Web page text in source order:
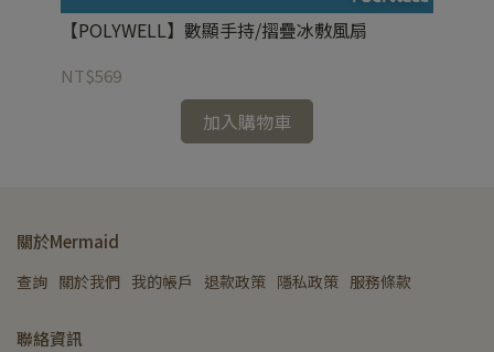
【POLYWELL】數顯手持/摺疊冰敷風扇
NT$569
加入購物車
關於Mermaid
查詢 關於我們 我的帳戶 退款政策 隱私政策 服務條款
聯絡資訊